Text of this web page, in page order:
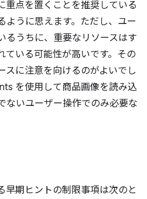
重点を置くことを推奨している
ように思えます。ただし、ユー
るうちに、重要なリソースはす
ている可能性が高いです。その
スに注意を向けるのがよいでし
を使用して商品画像を読み込
ないユーザー操作でのみ必要な
早期ヒントの制限事項は次のと